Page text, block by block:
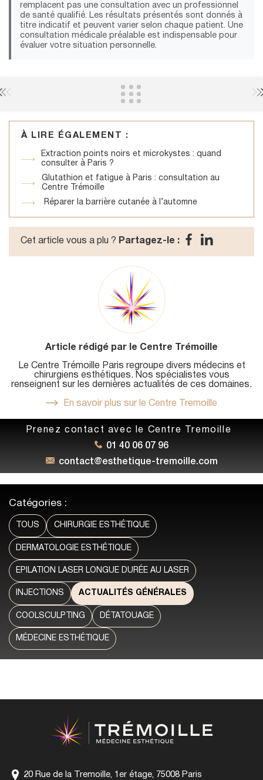
remplacent pas une consultation avec un professionnel
de santé qualifié. Les résultats présentés sont donnés à
titre indicatif et peuvent varier selon chaque patient. Une
consultation médicale préalable est indispensable pour
évaluer votre situation personnelle.
À LIRE ÉGALEMENT :
Extraction points noirs et microkystes : quand
consulter à Paris ?
Glutathion et fatigue à Paris : consultation au
Centre Trémoille
Réparer la barrière cutanée à l’automne
Cet article vous a plu ? Partagez-le :
Article rédigé par le Centre Trémoille
Le Centre Trémoille Paris regroupe divers médecins et
chirurgiens esthétiques. Nos spécialistes vous
renseignent sur les dernières actualités de ces domaines.
En savoir plus sur le Centre Tremoille
Prenez contact avec le Centre Tremoille
01 40 06 07 96
contact@esthetique-tremoille.com
Catégories :
TOUS CHIRURGIE ESTHÉTIQUE
DERMATOLOGIE ESTHÉTIQUE
EPILATION LASER LONGUE DURÉE AU LASER
INJECTIONS ACTUALITÉS GÉNÉRALES
COOLSCULPTING DÉTATOUAGE
MÉDECINE ESTHÉTIQUE
20 Rue de la Tremoille, 1er étage, 75008 Paris